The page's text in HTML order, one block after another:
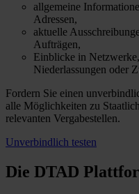
allgemeine
Adressen,
aktuelle
Aufträgen,
Einblicke in
Niederlassungen oder
Fordern Sie einen
alle Möglichkeiten zu
relevanten Vergabestellen.
Unverbindlich testen
Die DTAD